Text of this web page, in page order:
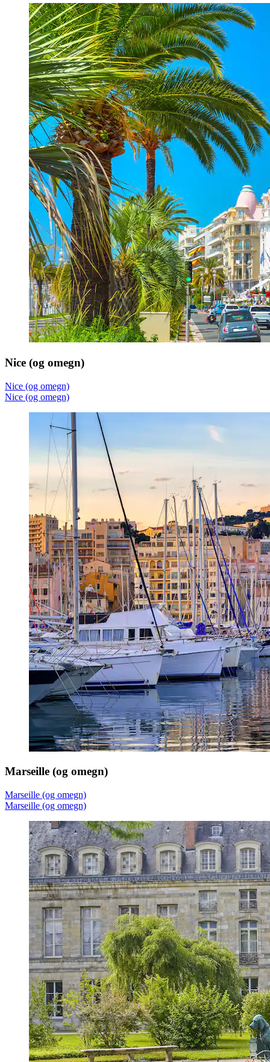
Nice (og omegn)
Nice (og omegn)
Nice (og omegn)
Marseille (og omegn)
Marseille (og omegn)
Marseille (og omegn)